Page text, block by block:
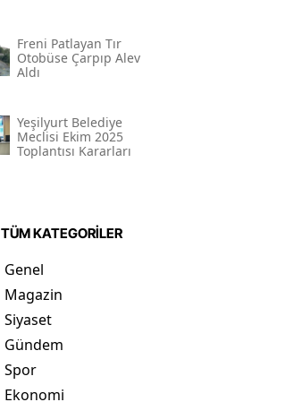
Freni Patlayan Tır
Otobüse Çarpıp Alev
Aldı
Yeşilyurt Belediye
Meclisi Ekim 2025
Toplantısı Kararları
TÜM KATEGORİLER
Genel
Magazin
Siyaset
Gündem
Spor
Ekonomi